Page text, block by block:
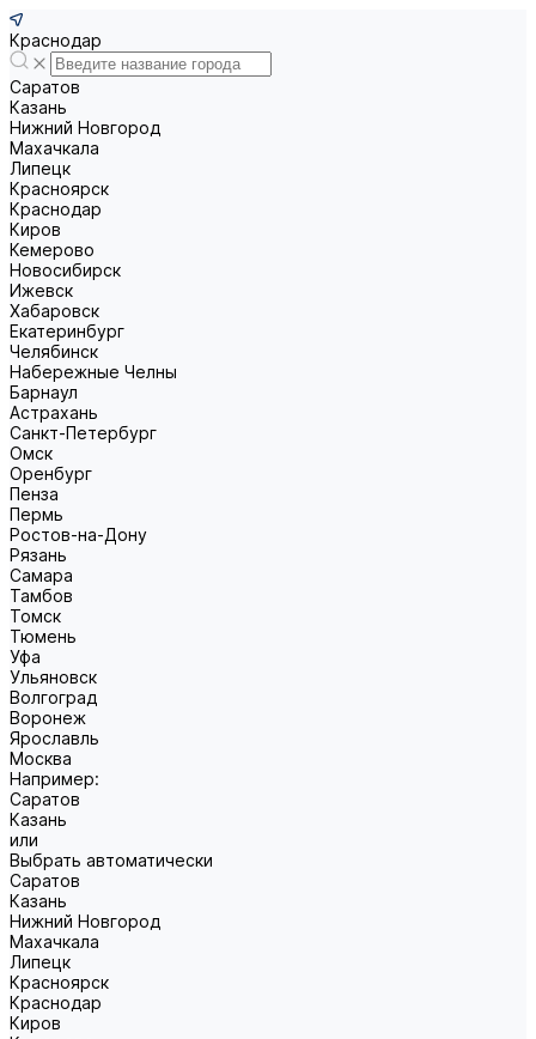
Краснодар
Саратов
Казань
Нижний Новгород
Махачкала
Липецк
Красноярск
Краснодар
Киров
Кемерово
Новосибирск
Ижевск
Хабаровск
Екатеринбург
Челябинск
Набережные Челны
Барнаул
Астрахань
Санкт-Петербург
Омск
Оренбург
Пенза
Пермь
Ростов-на-Дону
Рязань
Самара
Тамбов
Томск
Тюмень
Уфа
Ульяновск
Волгоград
Воронеж
Ярославль
Москва
Например:
Саратов
Казань
или
Выбрать автоматически
Саратов
Казань
Нижний Новгород
Махачкала
Липецк
Красноярск
Краснодар
Киров